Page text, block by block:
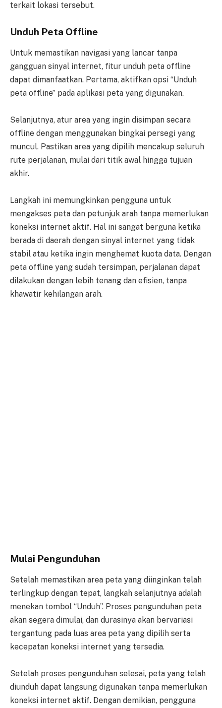
terkait lokasi tersebut.
Unduh Peta Offline
Untuk memastikan navigasi yang lancar tanpa
gangguan sinyal internet, fitur unduh peta offline
dapat dimanfaatkan. Pertama, aktifkan opsi “Unduh
peta offline” pada aplikasi peta yang digunakan.
Selanjutnya, atur area yang ingin disimpan secara
offline dengan menggunakan bingkai persegi yang
muncul. Pastikan area yang dipilih mencakup seluruh
rute perjalanan, mulai dari titik awal hingga tujuan
akhir.
Langkah ini memungkinkan pengguna untuk
mengakses peta dan petunjuk arah tanpa memerlukan
koneksi internet aktif. Hal ini sangat berguna ketika
berada di daerah dengan sinyal internet yang tidak
stabil atau ketika ingin menghemat kuota data. Dengan
peta offline yang sudah tersimpan, perjalanan dapat
dilakukan dengan lebih tenang dan efisien, tanpa
khawatir kehilangan arah.
Mulai Pengunduhan
Setelah memastikan area peta yang diinginkan telah
terlingkup dengan tepat, langkah selanjutnya adalah
menekan tombol “Unduh”. Proses pengunduhan peta
akan segera dimulai, dan durasinya akan bervariasi
tergantung pada luas area peta yang dipilih serta
kecepatan koneksi internet yang tersedia.
Setelah proses pengunduhan selesai, peta yang telah
diunduh dapat langsung digunakan tanpa memerlukan
koneksi internet aktif. Dengan demikian, pengguna